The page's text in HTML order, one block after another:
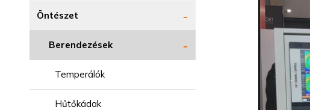
Öntészet
Berendezések
Temperálók
Hűtőkádak